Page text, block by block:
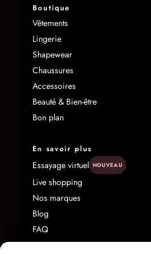
Boutique
Vêtements
Lingerie
Shapewear
Chaussures
Accessoires
Beauté & Bien-être
Bon plan
En savoir plus
Essayage virtuel NOUVEAU
Live shopping
Nos marques
Blog
FAQ
Livraison & Retour